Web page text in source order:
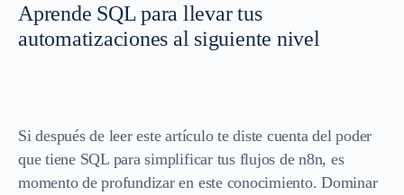
Aprende SQL para llevar tus
automatizaciones al siguiente nivel
Si después de leer este artículo te diste cuenta del poder
que tiene SQL para simplificar tus flujos de n8n, es
momento de profundizar en este conocimiento. Dominar